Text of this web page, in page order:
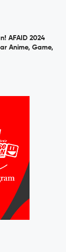
AFAID 2024
Anime, Game,